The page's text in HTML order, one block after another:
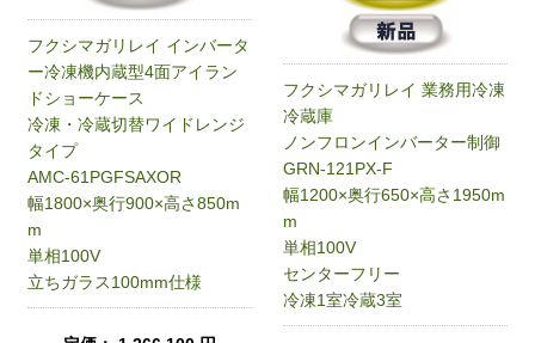
フクシマガリレイ インバータ
ー冷凍機内蔵型4面アイラン
ドショーケース
冷凍・冷蔵切替ワイドレンジ
タイプ
AMC-61PGFSAXOR
幅1800×奥行900×高さ850m
m
単相100V
立ちガラス100mm仕様
フクシマガリレイ 業務用冷凍
冷蔵庫
ノンフロンインバーター制御
GRN-121PX-F
幅1200×奥行650×高さ1950m
m
単相100V
センターフリー
冷凍1室冷蔵3室